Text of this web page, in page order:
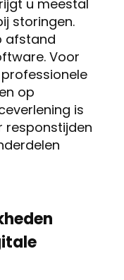
u meestal
storingen.
afstand
Voor
op
is
responstijden